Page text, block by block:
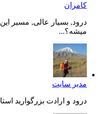
کامران
درود, بسیار عالی, مسیر
میشه؟...
مدیر سایت
درود و ارادت بزرگوارید